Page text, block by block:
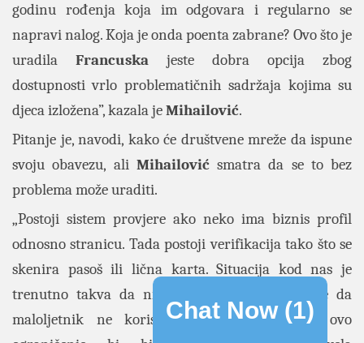
godinu rođenja koja im odgovara i regularno se
napravi nalog. Koja je onda poenta zabrane? Ovo što je
uradila Francuska jeste dobra opcija zbog
dostupnosti vrlo problematičnih sadržaja kojima su
djeca izložena”, kazala jeMihailović.
Pitanje je, navodi, kako će društvene mreže da ispune
svoju obavezu, ali Mihailovićsmatra da se to bez
problema može uraditi.
„Postoji sistem provjere ako neko ima biznis profil
odnosno stranicu. Tada postoji verifikacija tako što se
skenira pasoš ili lična karta. Situacija kod nas je
trenutno takva da niko ne može da garantuje da
maloljetnik ne koristi društvenu mrežu, a ovo
Chat Now (1)